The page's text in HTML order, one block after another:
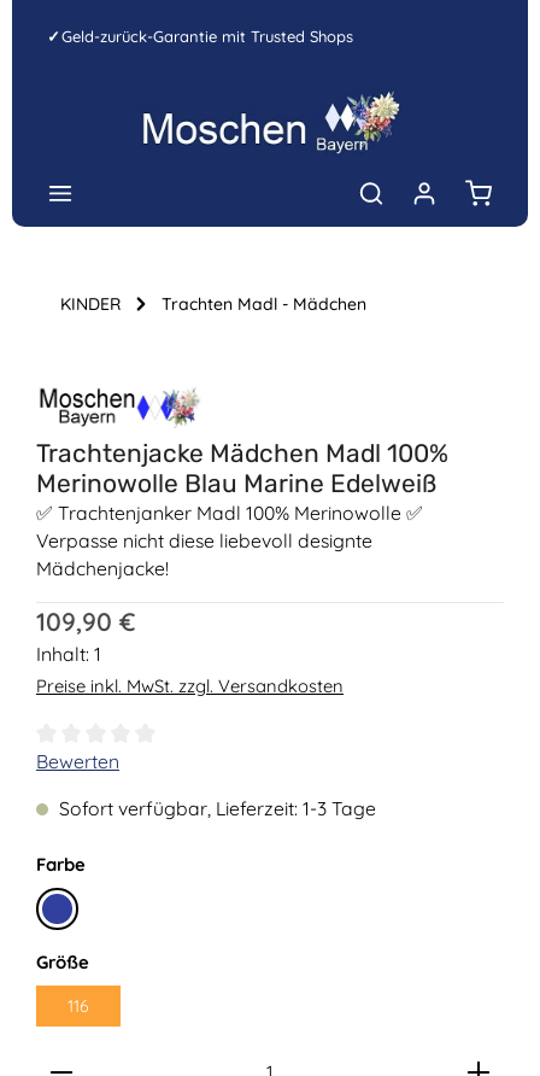
Zum Hauptinhalt springen
✓Geld-zurück-Garantie mit Trusted Shops
KINDER Trachten Madl - Mädchen
Trachtenjacke Mädchen Madl 100%
Merinowolle Blau Marine Edelweiß
✅ Trachtenjanker Madl 100% Merinowolle ✅
Verpasse nicht diese liebevoll designte
Mädchenjacke!
Regulärer Preis:
109,90 €
Inhalt: 1
Preise inkl. MwSt. zzgl. Versandkosten
Durchschnittliche Bewertung von 0 von 5 Sternen
Bewerten
Sofort verfügbar, Lieferzeit: 1-3 Tage
Farbeauswählen
Marine
Größeauswählen
116
Produkt Anzahl: Gib den gewünschten Wert ein